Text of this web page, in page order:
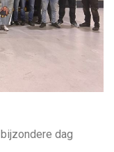
dag